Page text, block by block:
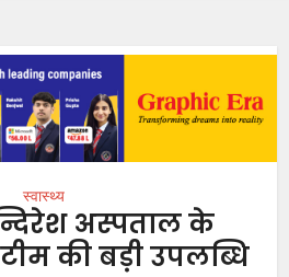
स्वास्थ्य
अस्पताल के
टीम की बड़ी उपलब्धि